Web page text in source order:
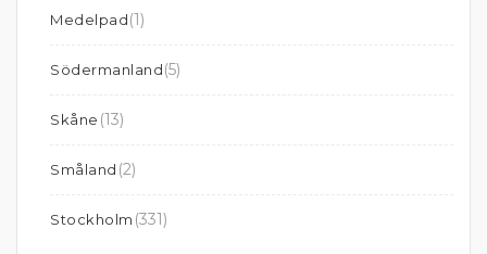
Medelpad(1)
Södermanland(5)
Skåne (13)
Småland (2)
Stockholm (331)